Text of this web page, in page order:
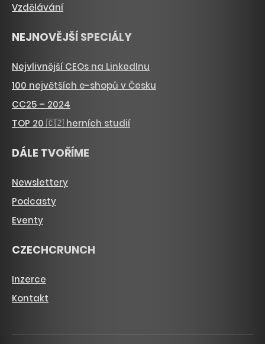
Vzdělávání
NEJNOVĚJŠÍ SPECIÁLY
Nejvlivnější CEOs na LinkedInu
100 největších e-shopů v Česku
CC25 – 2024
TOP 20 🇨🇿 herních studií
DÁLE TVOŘÍME
Newslettery
Podcasty
Eventy
CZECHCRUNCH
Inzerce
Kontakt